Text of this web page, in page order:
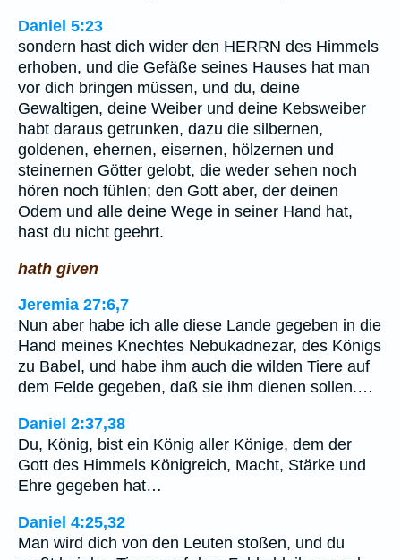
Daniel 5:23
sondern hast dich wider den HERRN des Himmels
erhoben, und die Gefäße seines Hauses hat man
vor dich bringen müssen, und du, deine
Gewaltigen, deine Weiber und deine Kebsweiber
habt daraus getrunken, dazu die silbernen,
goldenen, ehernen, eisernen, hölzernen und
steinernen Götter gelobt, die weder sehen noch
hören noch fühlen; den Gott aber, der deinen
Odem und alle deine Wege in seiner Hand hat,
hast du nicht geehrt.
hath given
Jeremia 27:6,7
Nun aber habe ich alle diese Lande gegeben in die
Hand meines Knechtes Nebukadnezar, des Königs
zu Babel, und habe ihm auch die wilden Tiere auf
dem Felde gegeben, daß sie ihm dienen sollen.…
Daniel 2:37,38
Du, König, bist ein König aller Könige, dem der
Gott des Himmels Königreich, Macht, Stärke und
Ehre gegeben hat…
Daniel 4:25,32
Man wird dich von den Leuten stoßen, und du